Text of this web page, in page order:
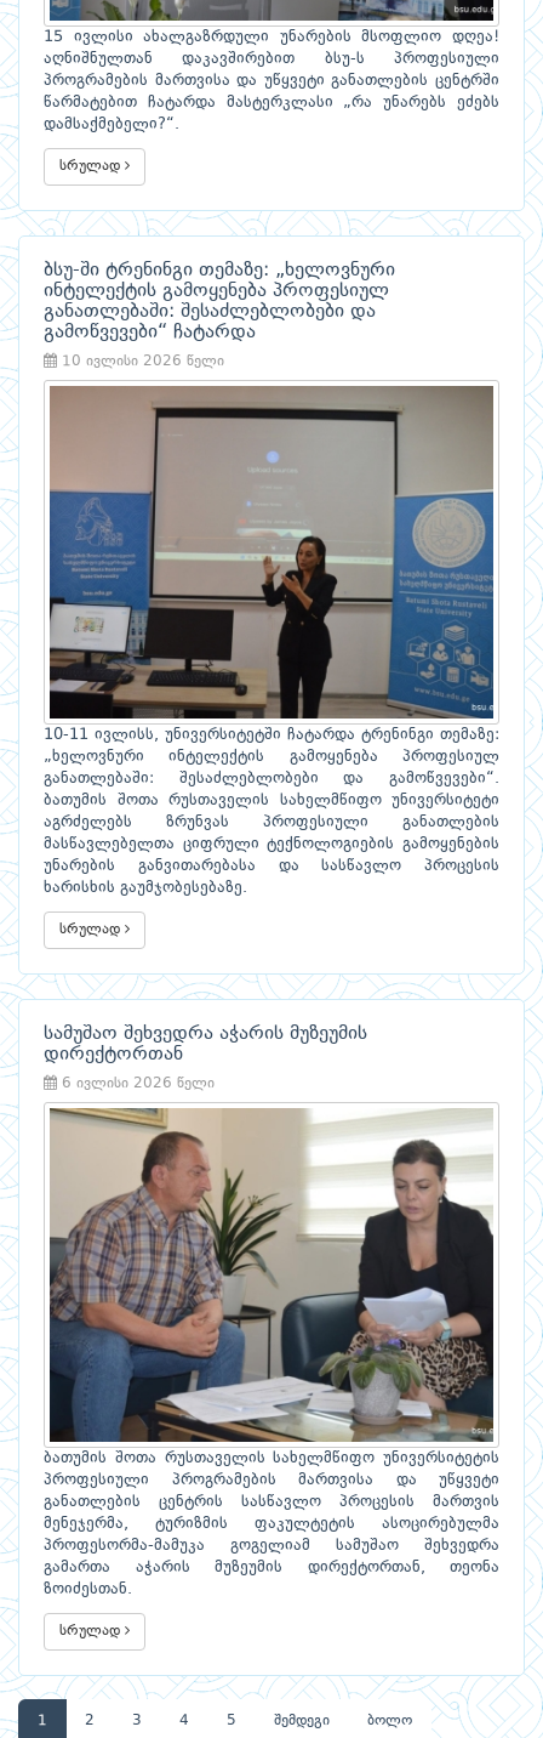
15 ივლისი ახალგაზრდული უნარების მსოფლიო დღეა!
აღნიშნულთან დაკავშირებით ბსუ-ს პროფესიული
პროგრამების მართვისა და უწყვეტი განათლების ცენტრში
წარმატებით ჩატარდა მასტერკლასი „რა უნარებს ეძებს
დამსაქმებელი?“.
სრულად
ბსუ-ში ტრენინგი თემაზე: „ხელოვნური
ინტელექტის გამოყენება პროფესიულ
განათლებაში: შესაძლებლობები და
გამოწვევები“ ჩატარდა
10 ივლისი 2026 წელი
10-11 ივლისს, უნივერსიტეტში ჩატარდა ტრენინგი თემაზე:
„ხელოვნური ინტელექტის გამოყენება პროფესიულ
განათლებაში: შესაძლებლობები და გამოწვევები“.
ბათუმის შოთა რუსთაველის სახელმწიფო უნივერსიტეტი
აგრძელებს ზრუნვას პროფესიული განათლების
მასწავლებელთა ციფრული ტექნოლოგიების გამოყენების
უნარების განვითარებასა და სასწავლო პროცესის
ხარისხის გაუმჯობესებაზე.
სრულად
სამუშაო შეხვედრა აჭარის მუზეუმის
დირექტორთან
6 ივლისი 2026 წელი
ბათუმის შოთა რუსთაველის სახელმწიფო უნივერსიტეტის
პროფესიული პროგრამების მართვისა და უწყვეტი
განათლების ცენტრის სასწავლო პროცესის მართვის
მენეჯერმა, ტურიზმის ფაკულტეტის ასოცირებულმა
პროფესორმა-მამუკა გოგელიამ სამუშაო შეხვედრა
გამართა აჭარის მუზეუმის დირექტორთან, თეონა
ზოიძესთან.
სრულად
1 2 3 4 5 შემდეგი ბოლო